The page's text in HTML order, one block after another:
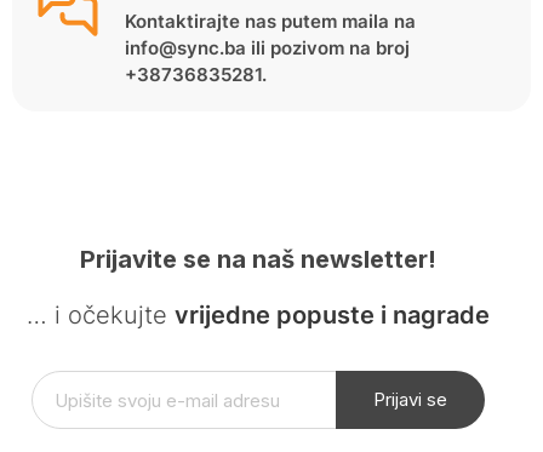
Kontaktirajte nas putem maila na
info@sync.ba ili pozivom na broj
+38736835281.
Prijavite se na naš newsletter!
… i očekujte vrijedne popuste i nagrade
Prijavi se